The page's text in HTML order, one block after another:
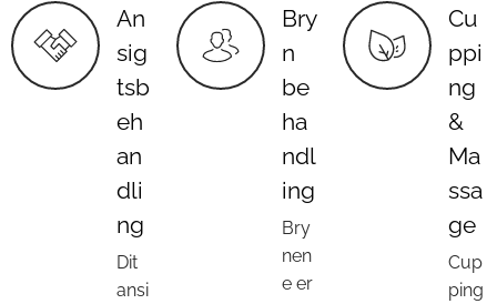
An
sig
tsb
eh
an
dli
ng
Dit
ansi
Bry
n
be
ha
ndl
ing
Bry
nen
e er
Cu
ppi
ng
&
Ma
ssa
ge
Cup
ping